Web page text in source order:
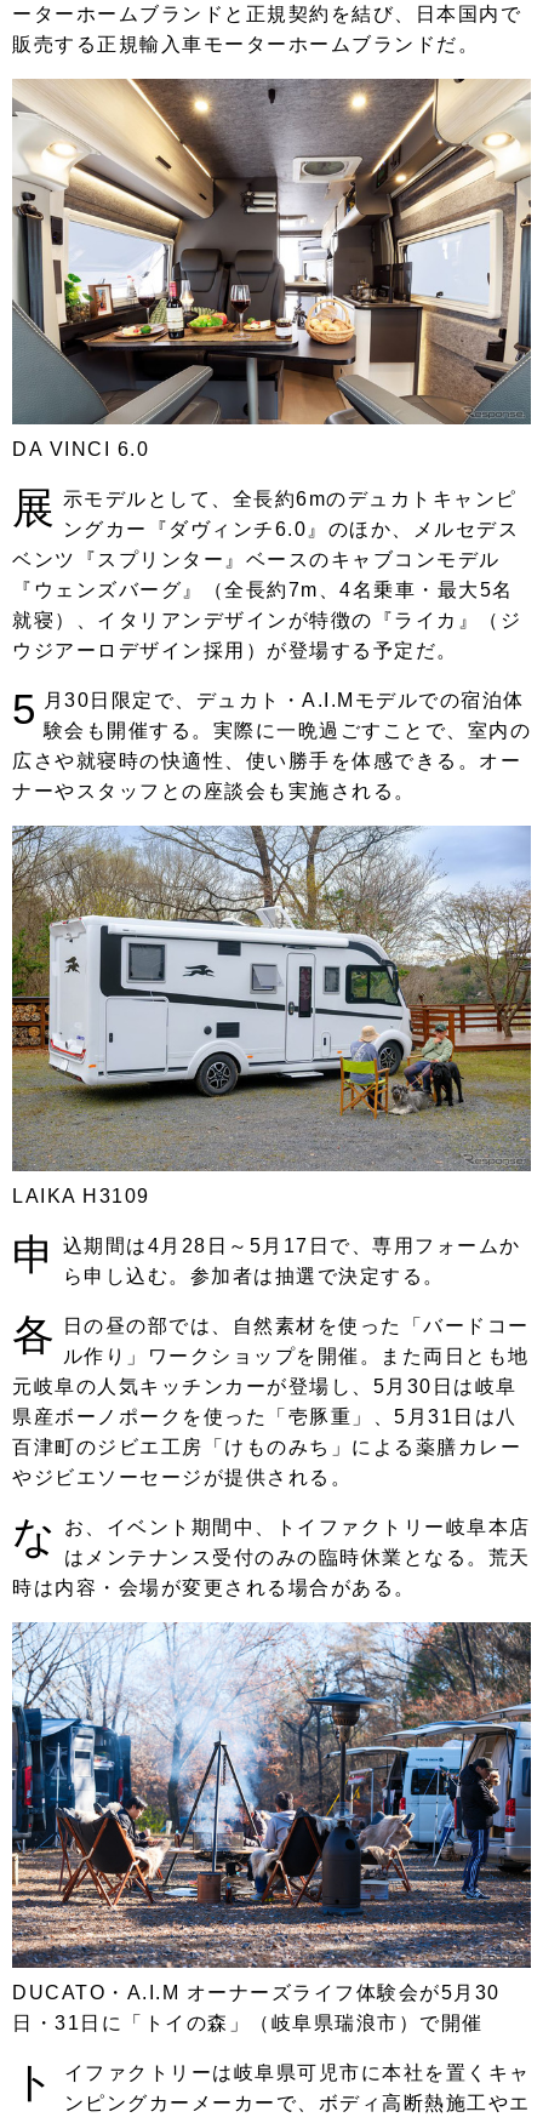
ーターホームブランドと正規契約を結び、日本国内で
販売する正規輸入車モーターホームブランドだ。
DA VINCI 6.0
展 示モデルとして、全長約6mのデュカトキャンピ
ングカー『ダヴィンチ6.0』のほか、メルセデス
ベンツ『スプリンター』ベースのキャブコンモデル
『ウェンズバーグ』（全長約7m、4名乗車・最大5名
就寝）、イタリアンデザインが特徴の『ライカ』（ジ
ウジアーロデザイン採用）が登場する予定だ。
5
月30日限定で、デュカト・A.I.Mモデルでの宿泊体
験会も開催する。実際に一晩過ごすことで、室内の
広さや就寝時の快適性、使い勝手を体感できる。オー
ナーやスタッフとの座談会も実施される。
LAIKA H3109
申
込期間は4月28日～5月17日で、専用フォームか
ら申し込む。参加者は抽選で決定する。
各
日の昼の部では、自然素材を使った「バードコー
ル作り」ワークショップを開催。また両日とも地
元岐阜の人気キッチンカーが登場し、5月30日は岐阜
県産ボーノポークを使った「壱豚重」、5月31日は八
百津町のジビエ工房「けものみち」による薬膳カレー
やジビエソーセージが提供される。
な
お、イベント期間中、トイファクトリー岐阜本店
はメンテナンス受付のみの臨時休業となる。荒天
時は内容・会場が変更される場合がある。
DUCATO・A.I.M オーナーズライフ体験会が5月30
日・31日に「トイの森」（岐阜県瑞浪市）で開催
ト
イファクトリーは岐阜県可児市に本社を置くキャ
ンピングカーメーカーで、ボディ高断熱施工やエ